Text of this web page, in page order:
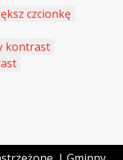
czcionkę
kontrast